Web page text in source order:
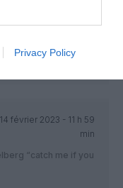
Privacy Policy
14 février 2023 - 11 h 59
min
“catch me if you